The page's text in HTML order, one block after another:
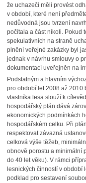
že uchazeči měli provést
v období, které není
nedůvodná jsou tvrzení
počítala a část nikoli. Pokud
spekulativních na straně
plnění veřejné zakázky byl
jednak v návrhu smlouvy o
dokumentací uveřejněn na
Podstatným a hlavním
pro období let 2008 až 2010
vlastníka lesa slouží k
hospodářský plán dává
ekonomických podmínkách
hospodářském celku. Při
respektovat závazná
celková výše těžeb,
obnově porostu a minimální
do 40 let věku). V rámci
lesnických činností v
podklad pro sestavení